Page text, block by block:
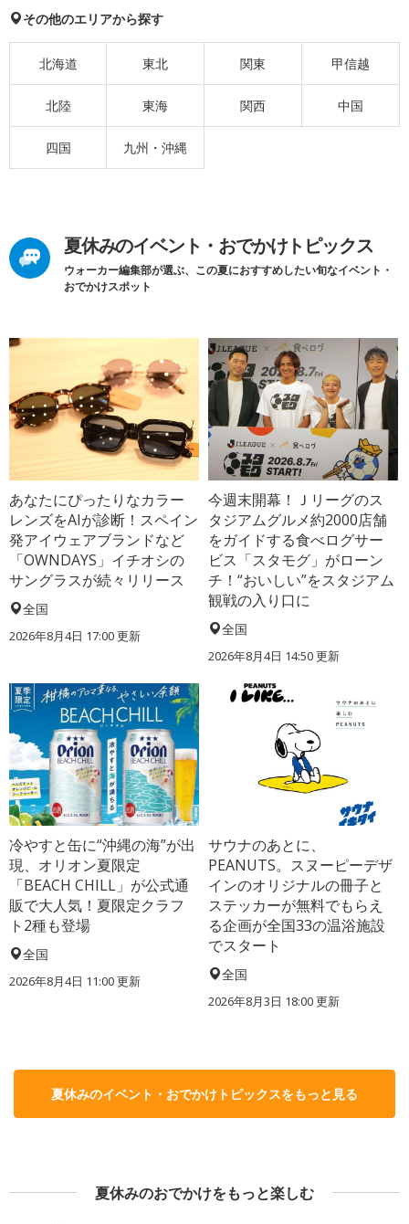
その他のエリアから探す
北海道 東北 関東 甲信越
北陸 東海 関西 中国
四国 九州・沖縄
夏休みのイベント・おでかけトピックス
ウォーカー編集部が選ぶ、この夏におすすめしたい旬なイベント・
おでかけスポット
あなたにぴったりなカラー
レンズをAIが診断！スペイン
発アイウェアブランドなど
「OWNDAYS」イチオシの
サングラスが続々リリース
全国
2026年8月4日 17:00更新
今週末開幕！Ｊリーグのス
タジアムグルメ約2000店舗
をガイドする食べログサー
ビス「スタモグ」がローン
チ！“おいしい”をスタジアム
観戦の入り口に
全国
2026年8月4日 14:50更新
冷やすと缶に“沖縄の海”が出
現、オリオン夏限定
「BEACH CHILL」が公式通
販で大人気！夏限定クラフ
ト2種も登場
全国
2026年8月4日 11:00更新
サウナのあとに、
PEANUTS。スヌーピーデザ
インのオリジナルの冊子と
ステッカーが無料でもらえ
る企画が全国33の温浴施設
でスタート
全国
2026年8月3日 18:00更新
夏休みのイベント・おでかけトピックスをもっと見る
夏休みのおでかけをもっと楽しむ